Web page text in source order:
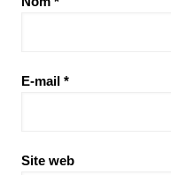
E-mail *
Site web